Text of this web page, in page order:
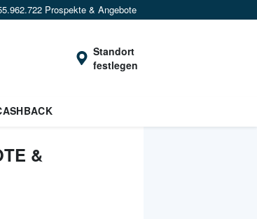
Prospekte & Angebote
Standort
festlegen
&